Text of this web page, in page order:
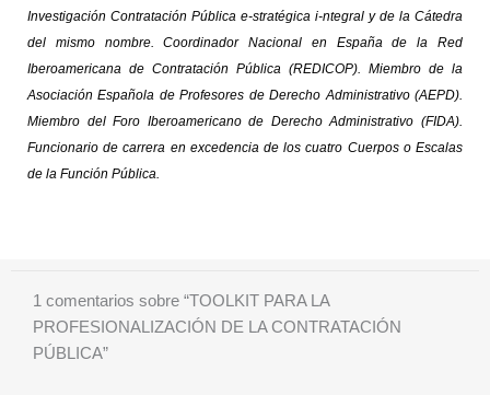
Investigación Contratación Pública e-stratégica i-ntegral y de la Cátedra
del mismo nombre. Coordinador Nacional en España de la Red
Iberoamericana de Contratación Pública (REDICOP). Miembro de la
Asociación Española de Profesores de Derecho Administrativo (AEPD).
Miembro del Foro Iberoamericano de Derecho Administrativo (FIDA).
Funcionario de carrera en excedencia de los cuatro Cuerpos o Escalas
de la Función Pública.
1 comentarios sobre “TOOLKIT PARA LA
PROFESIONALIZACIÓN DE LA CONTRATACIÓN
PÚBLICA”